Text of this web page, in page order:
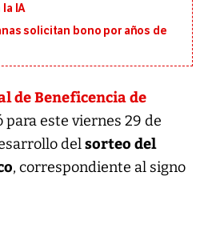
IA
solicitan bono por años de
de Beneficencia de
para este viernes 29 de
delsorteo del
, correspondiente al signo